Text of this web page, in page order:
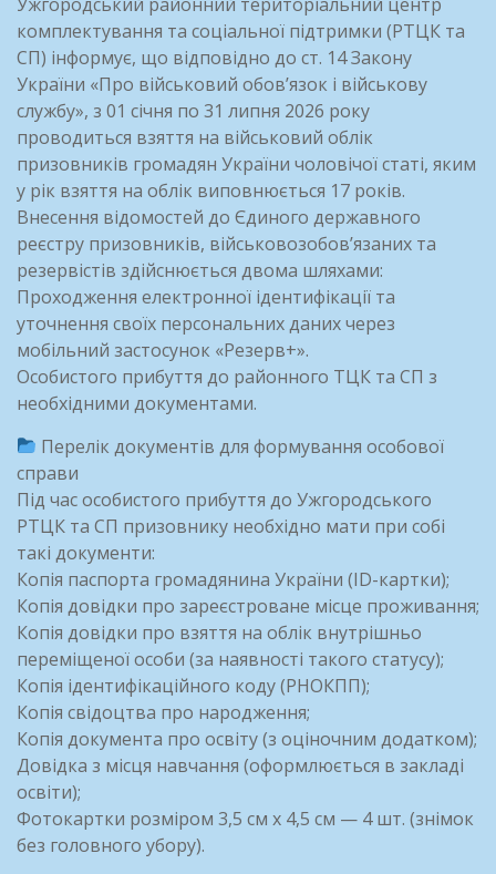
комплектування та соціальної підтримки (РТЦК та
СП) інформує, що відповідно до ст. 14 Закону
України «Про військовий обов’язок і військову
службу», з 01 січня по 31 липня 2026 року
проводиться взяття на військовий облік
призовників громадян України чоловічої статі, яким
у рік взяття на облік виповнюється 17 років.
Внесення відомостей до Єдиного державного
реєстру призовників, військовозобов’язаних та
резервістів здійснюється двома шляхами:
Проходження електронної ідентифікації та
уточнення своїх персональних даних через
мобільний застосунок «Резерв+».
Особистого прибуття до районного ТЦК та СП з
необхідними документами.
Перелік документів для формування особової
справи
Під час особистого прибуття до Ужгородського
РТЦК та СП призовнику необхідно мати при собі
такі документи:
Копія паспорта громадянина України (ID-картки);
Копія довідки про зареєстроване місце проживання;
Копія довідки про взяття на облік внутрішньо
переміщеної особи (за наявності такого статусу);
Копія ідентифікаційного коду (РНОКПП);
Копія свідоцтва про народження;
Копія документа про освіту (з оціночним додатком);
Довідка з місця навчання (оформлюється в закладі
освіти);
Фотокартки розміром 3,5 см х 4,5 см — 4 шт. (знімок
без головного убору).